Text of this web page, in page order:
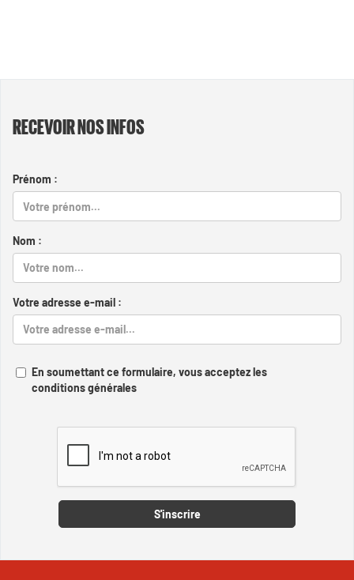
RECEVOIR NOS INFOS
Prénom :
Nom :
Votre adresse e-mail :
En soumettant ce formulaire, vous acceptez les
conditions générales
S'inscrire